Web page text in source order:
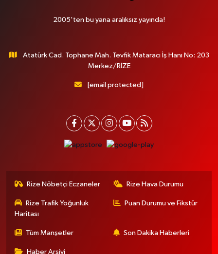
2005'ten bu yana aralıksız yayında!
Atatürk Cad. Tophane Mah. Tevfik Mataracı İş Hanı No: 203
Merkez/RİZE
[email protected]
Rize Nöbetçi Eczaneler Rize Hava Durumu
Rize Trafik Yoğunluk
Haritası
Puan Durumu ve Fikstür
Tüm Manşetler Son Dakika Haberleri
Haber Arşivi